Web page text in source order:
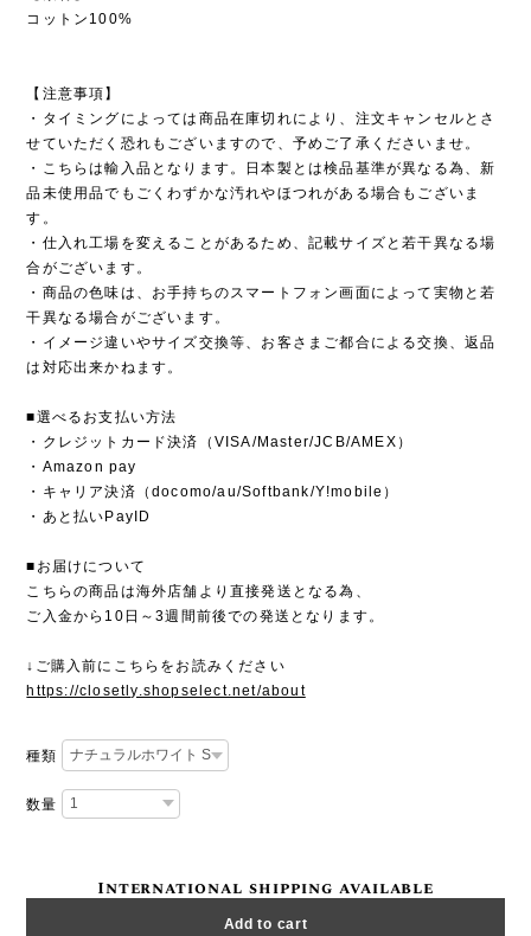
コットン100%
【注意事項】
・タイミングによっては商品在庫切れにより、注文キャンセルとさ
せていただく恐れもございますので、予めご了承くださいませ。
・こちらは輸入品となります。日本製とは検品基準が異なる為、新
品未使用品でもごくわずかな汚れやほつれがある場合もございま
す。
・仕入れ工場を変えることがあるため、記載サイズと若干異なる場
合がございます。
・商品の色味は、お手持ちのスマートフォン画面によって実物と若
干異なる場合がございます。
・イメージ違いやサイズ交換等、お客さまご都合による交換、返品
は対応出来かねます。
■選べるお支払い方法
・クレジットカード決済（VISA/Master/JCB/AMEX）
・Amazon pay
・キャリア決済（docomo/au/Softbank/Y!mobile）
・あと払いPayID
■お届けについて
こちらの商品は海外店舗より直接発送となる為、
ご入金から10日～3週間前後での発送となります。
↓ご購入前にこちらをお読みください
https://closetly.shopselect.net/about
種類
数量
International shipping available
Add to cart